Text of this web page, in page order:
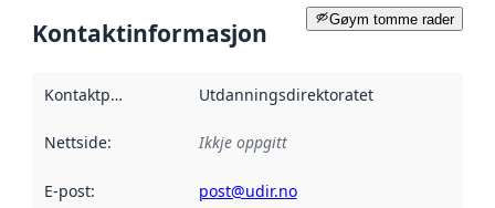
Gøym tomme rader
Kontaktinformasjon
Kontaktpunkt Utdanningsdirektoratet
Nettside: Ikkje oppgitt
E-post: post@udir.no